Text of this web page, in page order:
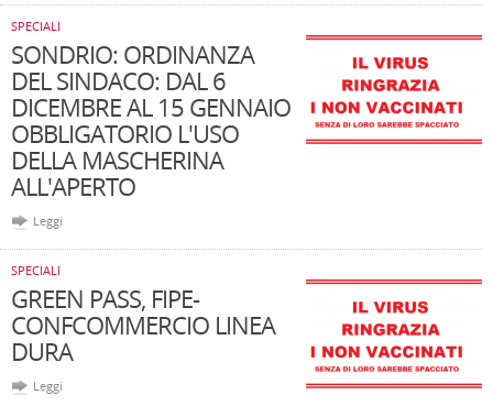
SPECIALI
SONDRIO: ORDINANZA
DEL SINDACO: DAL 6
DICEMBRE AL 15 GENNAIO
OBBLIGATORIO L'USO
DELLA MASCHERINA
ALL'APERTO
Leggi
SPECIALI
GREEN PASS, FIPE-
CONFCOMMERCIO LINEA
DURA
Leggi